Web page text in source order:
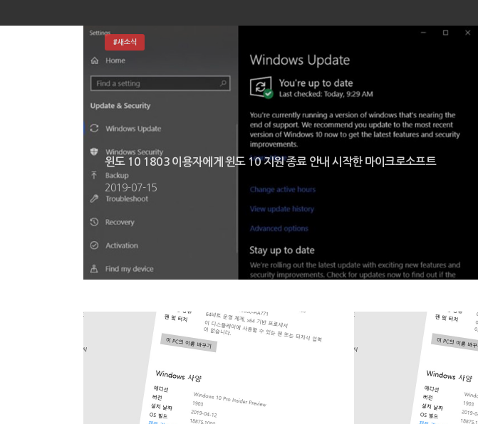
윈도 10 1803 이용자에게 윈도 10 지원 종료 안내 시작한 마이크로소프트
2019-07-15
#새소식